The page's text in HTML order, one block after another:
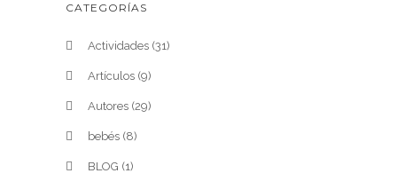
CATEGORÍAS
Actividades (31)
Artículos (9)
Autores (29)
bebés (8)
BLOG (1)